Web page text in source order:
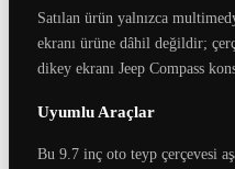
Satılan ürün yalnızca
ekranı ürüne dâhil değildir;
dikey ekranı Jeep Compass
Uyumlu Araçlar
Bu 9.7 inç oto teyp çerçevesi